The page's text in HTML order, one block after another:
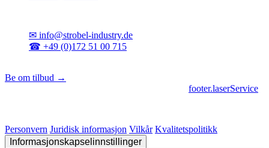
✉ info@strobel-industry.de
☎ +49 (0)172 51 00 715
Be om tilbud →
footer.laserService
Personvern Juridisk informasjon Vilkår Kvalitetspolitikk
Informasjonskapselinnstillinger